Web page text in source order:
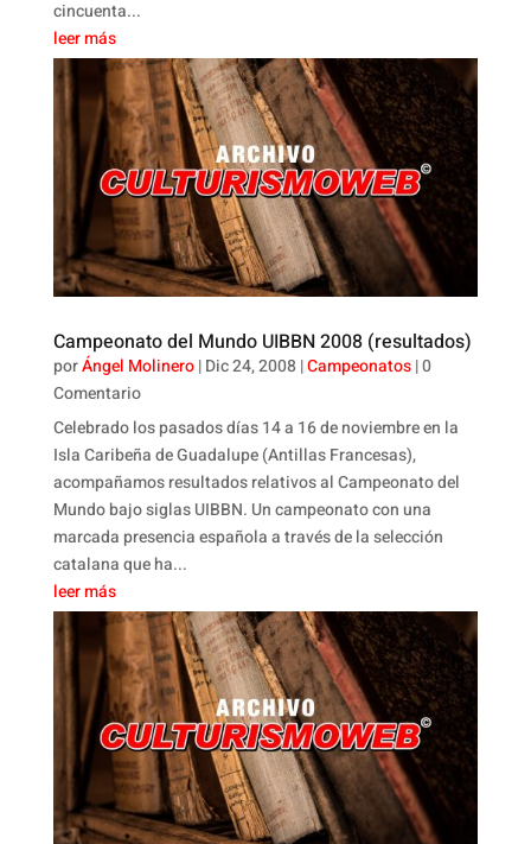
cincuenta...
leer más
Campeonato del Mundo UIBBN 2008 (resultados)
porÁngel Molinero|Dic 24, 2008 |Campeonatos| 0
Comentario
Celebrado los pasados días 14 a 16 de noviembre en la
Isla Caribeña de Guadalupe (Antillas Francesas),
acompañamos resultados relativos al Campeonato del
Mundo bajo siglas UIBBN. Un campeonato con una
marcada presencia española a través de la selección
catalana que ha...
leer más